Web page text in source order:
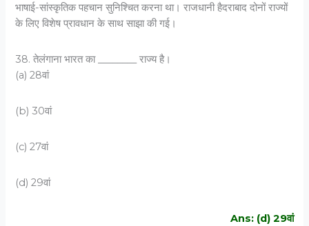
भाषाई-सांस्कृतिक पहचान सुनिश्चित करना था। राजधानी हैदराबाद दोनों राज्यों
के लिए विशेष प्रावधान के साथ साझा की गई।
38. तेलंगाना भारत का ________ राज्य है।
(a) 28वां
(b) 30वां
(c) 27वां
(d) 29वां
Ans: (d) 29वां